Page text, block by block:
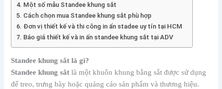
Một số mẫu Standee khung sắt
Cách chọn mua Standee khung sắt phù hợp
Đơn vị thiết kế và thi công in ấn stadee uy tín tại HCM
Báo giá thiết kế và in ấn standee khung sắt tại ADV
Standee khung sắt là gì?
Standee khung sắt là một khuôn khung bằng sắt được sử dụng
để treo, trưng bày hoặc quảng cáo sản phẩm và thương hiệu.